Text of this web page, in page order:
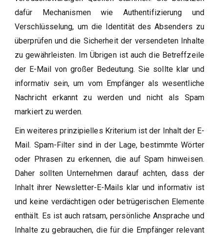
dafür Mechanismen wie Authentifizierung und
Verschlüsselung, um die Identität des Absenders zu
überprüfen und die Sicherheit der versendeten Inhalte
zu gewährleisten. Im Übrigen ist auch die Betreffzeile
der E-Mail von großer Bedeutung. Sie sollte klar und
informativ sein, um vom Empfänger als wesentliche
Nachricht erkannt zu werden und nicht als Spam
markiert zu werden.
Ein weiteres prinzipielles Kriterium ist der Inhalt der E-
Mail. Spam-Filter sind in der Lage, bestimmte Wörter
oder Phrasen zu erkennen, die auf Spam hinweisen.
Daher sollten Unternehmen darauf achten, dass der
Inhalt ihrer Newsletter-E-Mails klar und informativ ist
und keine verdächtigen oder betrügerischen Elemente
enthält. Es ist auch ratsam, persönliche Ansprache und
Inhalte zu gebrauchen, die für die Empfänger relevant